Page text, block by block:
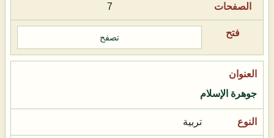
7
تصفح
جوهرة الإسلام
تربية